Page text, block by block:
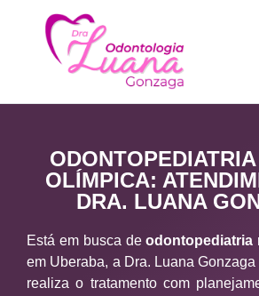
OLÍMPICA:
DRA. LUANA
Está em busca deodontopediatria
em Uberaba, a Dra. Luana
realiza o tratamento com